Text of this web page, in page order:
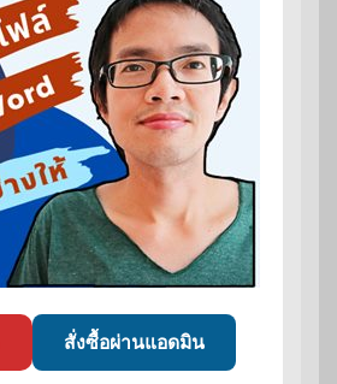
สั่งซื้อผ่านแอดมิน